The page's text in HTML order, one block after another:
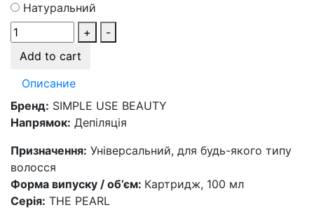
Натуральний
+
-
Add to cart
Описание
Бренд: SIMPLE USE BEAUTY
Напрямок: Депіляція
Призначення: Універсальний, для будь-якого типу
волосся
Форма випуску / об’єм: Картридж, 100 мл
Серія: THE PEARL